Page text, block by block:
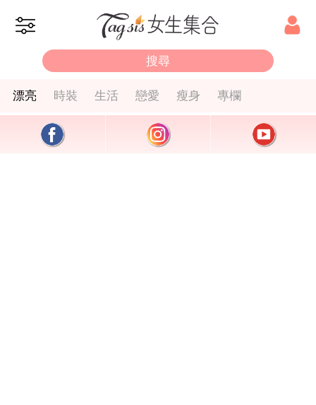
漂亮 時裝 生活 戀愛 瘦身 專欄